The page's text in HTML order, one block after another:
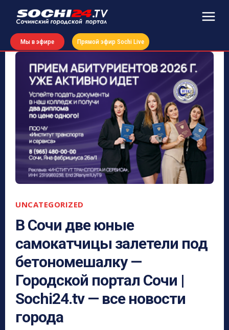
Мы в эфире Прямой эфир Sochi Live
UNCATEGORIZED
В Сочи две юные
самокатчицы залетели под
бетономешалку —
Городской портал Сочи |
Sochi24.tv — все новости
города